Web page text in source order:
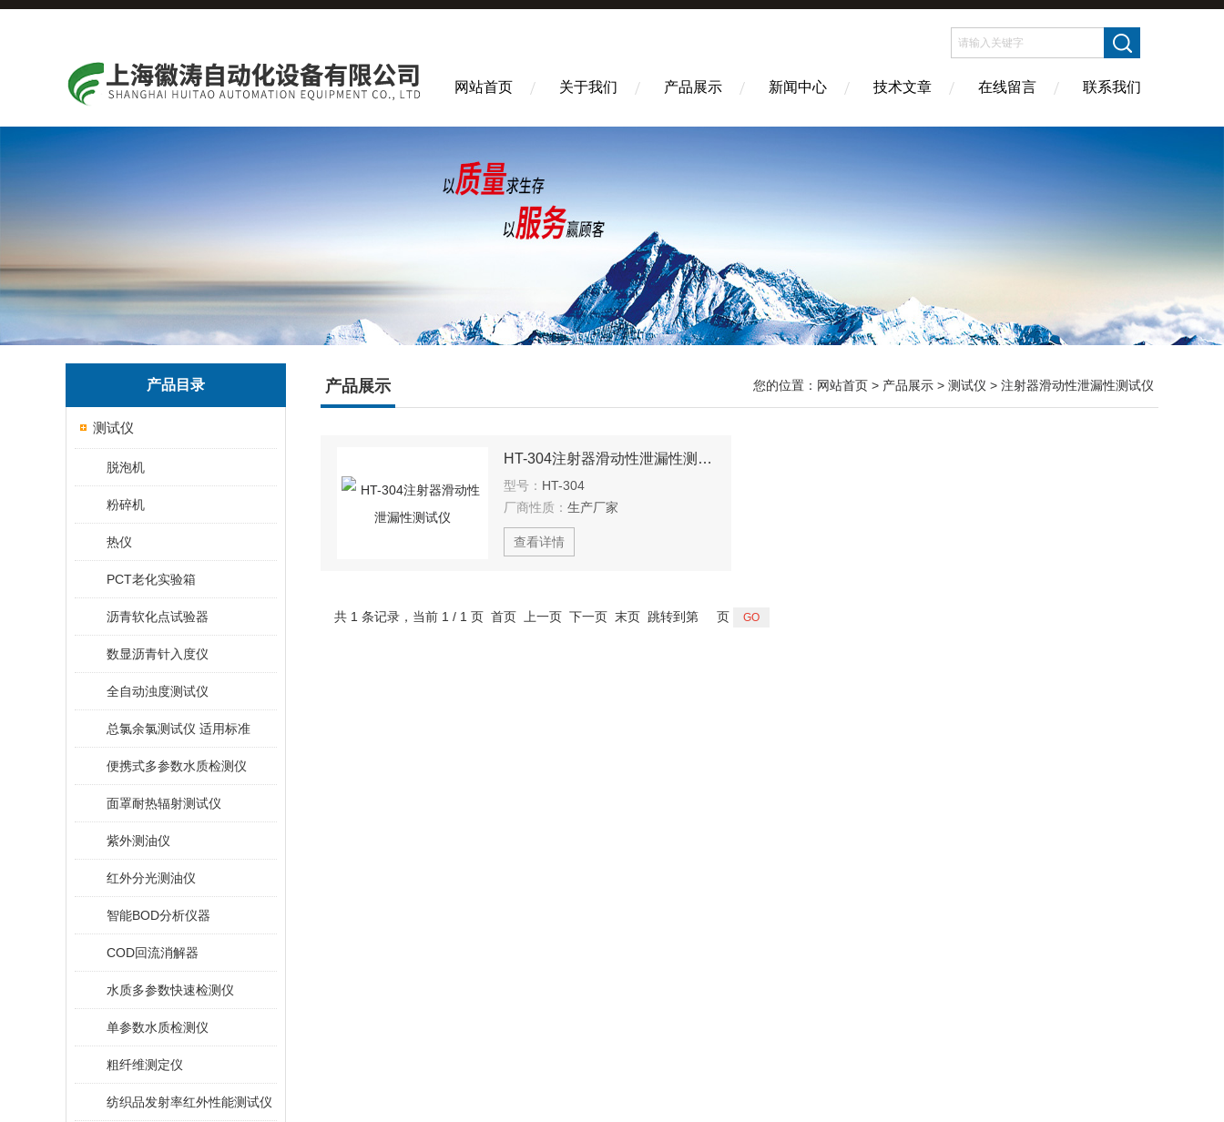
网站首页 关于我们 产品展示 新闻中心 技术文章 在线留言 联系我们
产品目录
测试仪
脱泡机
粉碎机
热仪
PCT老化实验箱
沥青软化点试验器
数显沥青针入度仪
全自动浊度测试仪
总氯余氯测试仪 适用标准
便携式多参数水质检测仪
面罩耐热辐射测试仪
紫外测油仪
红外分光测油仪
智能BOD分析仪器
COD回流消解器
水质多参数快速检测仪
单参数水质检测仪
粗纤维测定仪
纺织品发射率红外性能测试仪
产品展示 您的位置： 网站首页 > 产品展示 > 测试仪 > 注射器滑动性泄漏性测试仪
HT-304注射器滑动性泄漏性测试仪
型号： HT-304
厂商性质： 生产厂家
查看详情
共 1 条记录，当前 1 / 1 页 首页 上一页 下一页 末页 跳转到第 页